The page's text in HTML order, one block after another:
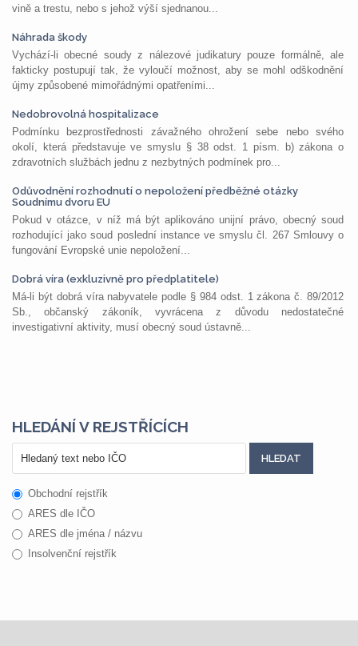
vině a trestu, nebo s jehož výší sjednanou...
Náhrada škody
Vychází-li obecné soudy z nálezové judikatury pouze formálně, ale
fakticky postupují tak, že vyloučí možnost, aby se mohl odškodnění
újmy způsobené mimořádnými opatřeními...
Nedobrovolná hospitalizace
Podmínku bezprostřednosti závažného ohrožení sebe nebo svého
okolí, která představuje ve smyslu § 38 odst. 1 písm. b) zákona o
zdravotních službách jednu z nezbytných podmínek pro...
Odůvodnění rozhodnutí o nepoložení předběžné otázky
Soudnímu dvoru EU
Pokud v otázce, v níž má být aplikováno unijní právo, obecný soud
rozhodující jako soud poslední instance ve smyslu čl. 267 Smlouvy o
fungování Evropské unie nepoložení...
Dobrá víra (exkluzivně pro předplatitele)
Má-li být dobrá víra nabyvatele podle § 984 odst. 1 zákona č. 89/2012
Sb., občanský zákoník, vyvrácena z důvodu nedostatečné
investigativní aktivity, musí obecný soud ústavně...
HLEDÁNÍ V REJSTŘÍCÍCH
Obchodní rejstřík
ARES dle IČO
ARES dle jména / názvu
Insolvenční rejstřík